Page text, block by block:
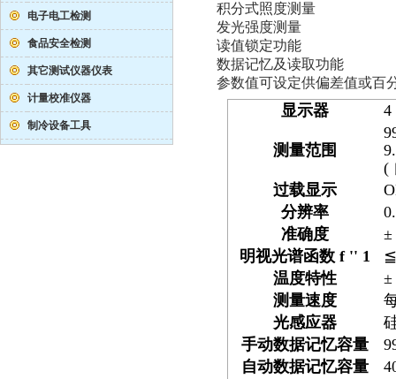
电子电工检测
食品安全检测
其它测试仪器仪表
计量校准仪器
制冷设备工具
积分式照度测量
发光强度测量
读值锁定功能
数据记忆及读取功能
参数值可设定供偏差值或百
显示器 4
测量范围
(
过载显示
分辨率
准确度
±
明视光谱函数f '' 1
≦
温度特性
±
测量速度
光感应器
手动数据记忆容量
自动数据记忆容量